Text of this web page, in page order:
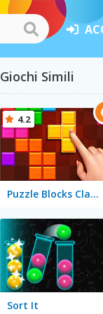
Giochi Simili
Puzzle Blocks Classic
4.2
Sort It